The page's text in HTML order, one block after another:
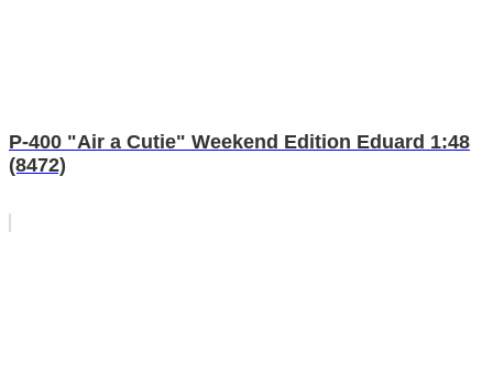
P-400 "Air a Cutie" Weekend Edition Eduard 1:48
(8472)